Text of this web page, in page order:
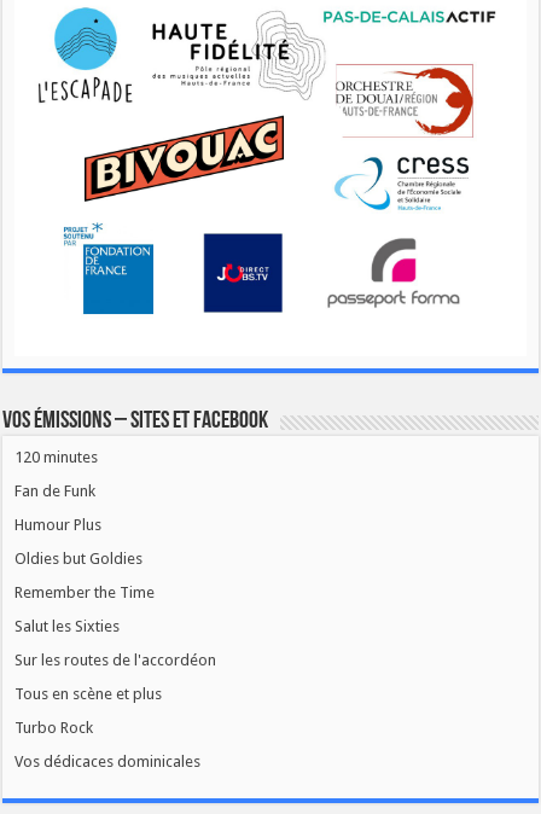
Vos émissions – Sites et Facebook
120 minutes
Fan de Funk
Humour Plus
Oldies but Goldies
Remember the Time
Salut les Sixties
Sur les routes de l'accordéon
Tous en scène et plus
Turbo Rock
Vos dédicaces dominicales